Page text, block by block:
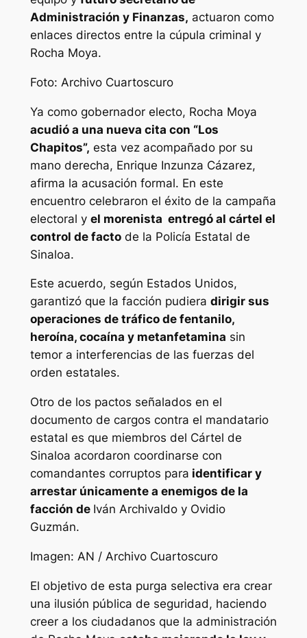
Administración y Finanzas, actuaron como
enlaces directos entre la cúpula criminal y
Rocha Moya.
Foto: Archivo Cuartoscuro
Ya como gobernador electo, Rocha Moya
acudió a una nueva cita con “Los
Chapitos”, esta vez acompañado por su
mano derecha, Enrique Inzunza Cázarez,
afirma la acusación formal. En este
encuentro celebraron el éxito de la campaña
electoral y el morenista entregó al cártel el
control de factode la Policía Estatal de
Sinaloa.
Este acuerdo, según Estados Unidos,
garantizó que la facción pudiera dirigir sus
operaciones de tráfico de fentanilo,
heroína, cocaína y metanfetamina sin
temor a interferencias de las fuerzas del
orden estatales.
Otro de los pactos señalados en el
documento de cargos contra el mandatario
estatal es que miembros del Cártel de
Sinaloa acordaron coordinarse con
comandantes corruptos para identificar y
arrestar únicamente a enemigos de la
facción de Iván Archivaldo y Ovidio
Guzmán.
Imagen: AN / Archivo Cuartoscuro
El objetivo de esta purga selectiva era crear
una ilusión pública de seguridad, haciendo
creer a los ciudadanos que la administración